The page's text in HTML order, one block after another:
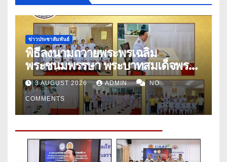
ข่าวประชาสัมพันธ์
พิธีลงนามถวายพระพรเฉลิม
พระชนมพรรษา พระบาทสมเด็จพระ
ปรเมนทรรามาธิบดีศรีสินทรมหาวชิร
าลงกรณ์ พระวชิรเกล้าเจ้าอยู่หัว เพื่อ
แสดงถึงความจงรักภักดี ถวายพระพร
ชัยมงคลเทิดพระเกียรติคุณ และถวาย
สัตย์ปฏิญาณ เพื่อเป็นข้าราชการที่ดี
ในวันศุกร์ที่ ๒๔ กรกฎาคม ประจำปี
๒๕๖๙
3 AUGUST 2026 ADMIN NO
COMMENTS